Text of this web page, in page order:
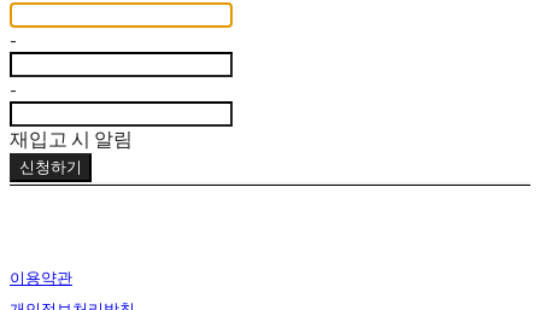
-
-
재입고 시 알림
신청하기
이용약관